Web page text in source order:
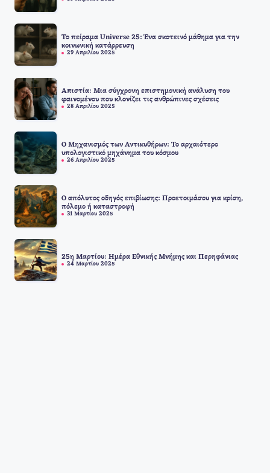
Το πείραμα Universe 25: Ένα σκοτεινό μάθημα για την
κοινωνική κατάρρευση
29 Απριλίου 2025
Απιστία: Μια σύγχρονη επιστημονική ανάλυση του
φαινομένου που κλονίζει τις ανθρώπινες σχέσεις
28 Απριλίου 2025
Ο Μηχανισμός των Αντικυθήρων: Το αρχαιότερο
υπολογιστικό μηχάνημα του κόσμου
26 Απριλίου 2025
Ο απόλυτος οδηγός επιβίωσης: Προετοιμάσου για κρίση,
πόλεμο ή καταστροφή
31 Μαρτίου 2025
25η Μαρτίου: Ημέρα Εθνικής Μνήμης και Περηφάνιας
24 Μαρτίου 2025